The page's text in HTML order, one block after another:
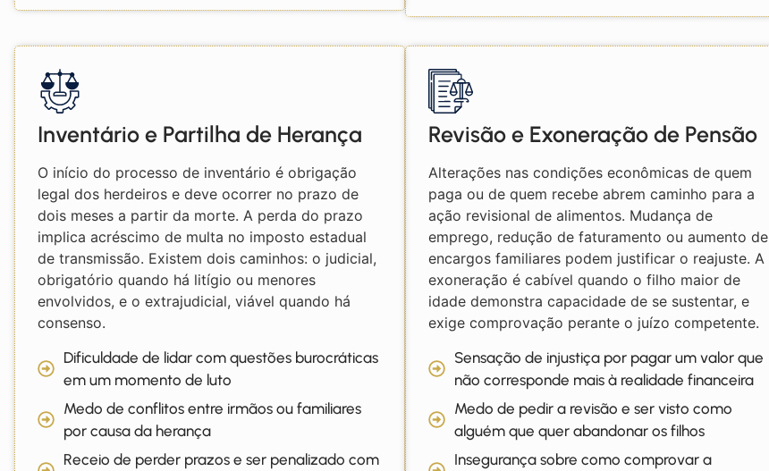
Inventário e Partilha de Herança
O início do processo de inventário é obrigação
legal dos herdeiros e deve ocorrer no prazo de
dois meses a partir da morte. A perda do prazo
implica acréscimo de multa no imposto estadual
de transmissão. Existem dois caminhos: o judicial,
obrigatório quando há litígio ou menores
envolvidos, e o extrajudicial, viável quando há
consenso.
Dificuldade de lidar com questões burocráticas
em um momento de luto
Medo de conflitos entre irmãos ou familiares
por causa da herança
Receio de perder prazos e ser penalizado com
Revisão e Exoneração de Pensão
Alterações nas condições econômicas de quem
paga ou de quem recebe abrem caminho para a
ação revisional de alimentos. Mudança de
emprego, redução de faturamento ou aumento de
encargos familiares podem justificar o reajuste. A
exoneração é cabível quando o filho maior de
idade demonstra capacidade de se sustentar, e
exige comprovação perante o juízo competente.
Sensação de injustiça por pagar um valor que
não corresponde mais à realidade financeira
Medo de pedir a revisão e ser visto como
alguém que quer abandonar os filhos
Insegurança sobre como comprovar a